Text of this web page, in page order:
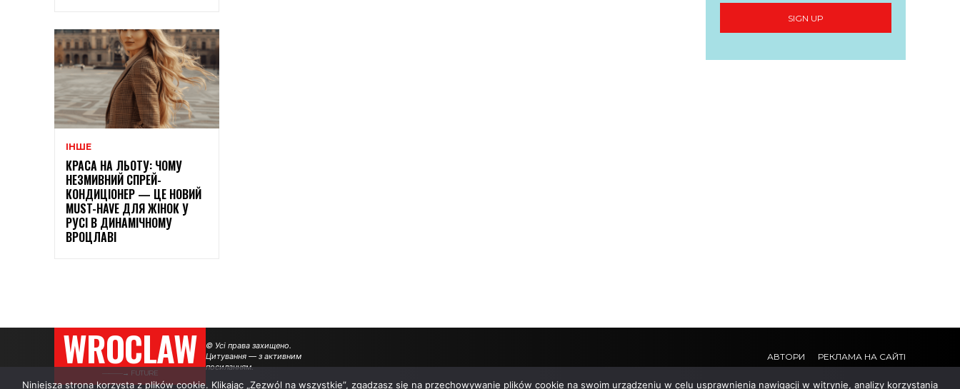
ІНШЕ
КРАСА НА ЛЬОТУ: ЧОМУ
НЕЗМИВНИЙ СПРЕЙ-
КОНДИЦІОНЕР — ЦЕ НОВИЙ
MUST-HAVE ДЛЯ ЖІНОК У
РУСІ В ДИНАМІЧНОМУ
ВРОЦЛАВІ
SIGN UP
WROCLAW
———→ FUTURE
© Усі права захищено.
Цитування — з активним
посиланням.
АВТОРИ РЕКЛАМА НА САЙТІ
Niniejsza strona korzysta z plików cookie. Klikając „Zezwól na wszystkie”, zgadzasz się na przechowywanie plików cookie na swoim urządzeniu w celu usprawnienia nawigacji w witrynie, analizy korzystania